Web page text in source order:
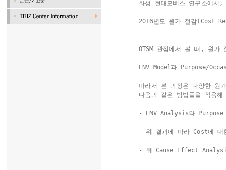
화성 현대모비스 연구소에서,
2016년도 원가 절감(Cost
OTSM 관점에서 볼 때, 원
ENV Model과 Purpose/
따라서 본 과정은 다양한 원
다음과 같은 방법들을 적용해
- ENV Analysis와
- 위 결과에 따라 Cost에
- 위 Cause Effect Analysis